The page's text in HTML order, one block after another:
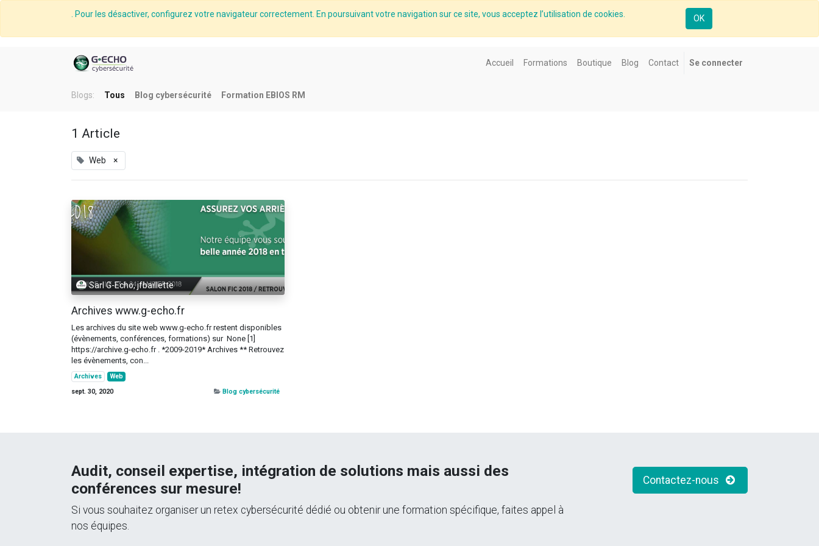
. Pour les désactiver, configurez votre navigateur correctement. En poursuivant votre navigation sur ce site, vous acceptez l’utilisation de cookies. OK
Accueil Formations Boutique Blog Contact Se connecter
Blogs: Tous Blog cybersécurité Formation EBIOS RM
1 Article
Web ×
Sarl G-Echo, jfbaillette
Archives www.g-echo.fr
Les archives du site web www.g-echo.fr restent disponibles
(évènements, conférences, formations) sur None [1]
https://archive.g-echo.fr . *2009-2019* Archives ** Retrouvez
les évènements, con...
Archives
Web
sept. 30, 2020
Blog cybersécurité
Audit, conseil expertise, intégration de solutions mais aussi des
conférences sur mesure!
Si vous souhaitez organiser un retex cybersécurité dédié ou obtenir une formation spécifique, faites appel à
nos équipes.
Contactez-nous